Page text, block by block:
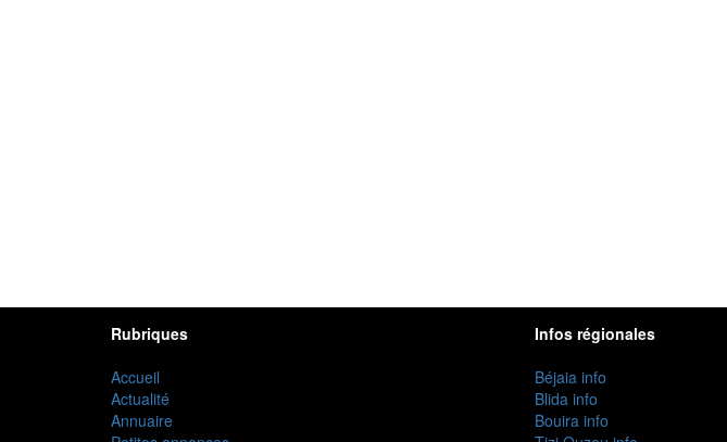
Rubriques
Accueil
Actualité
Annuaire
Infos régionales
Béjaia info
Blida info
Bouira info